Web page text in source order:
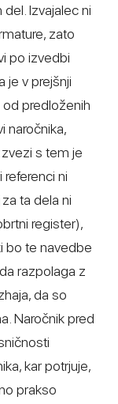
Izvajalec ni
zato
po izvedbi
je v prejšnji
od predloženih
naročnika,
s tem je
ni
ta dela ni
register),
bo te navedbe
razpolaga z
da so
Naročnik pred
kar potrjuje,
prakso